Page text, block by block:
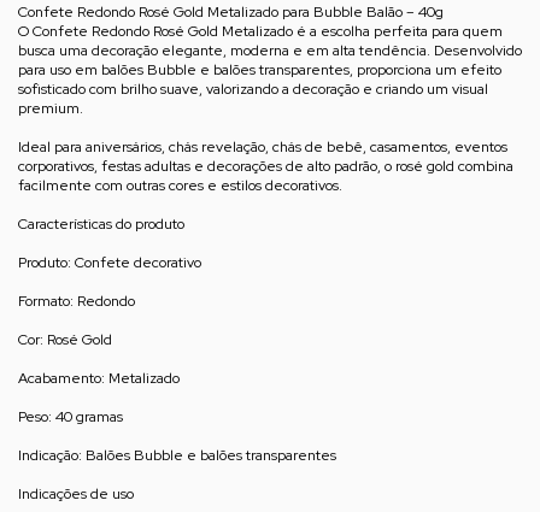
Confete Redondo Rosé Gold Metalizado para Bubble Balão – 40g
O Confete Redondo Rosé Gold Metalizado é a escolha perfeita para quem
busca uma decoração elegante, moderna e em alta tendência. Desenvolvido
para uso em balões Bubble e balões transparentes, proporciona um efeito
sofisticado com brilho suave, valorizando a decoração e criando um visual
premium.
Ideal para aniversários, chás revelação, chás de bebê, casamentos, eventos
corporativos, festas adultas e decorações de alto padrão, o rosé gold combina
facilmente com outras cores e estilos decorativos.
Características do produto
Produto: Confete decorativo
Formato: Redondo
Cor: Rosé Gold
Acabamento: Metalizado
Peso: 40 gramas
Indicação: Balões Bubble e balões transparentes
Indicações de uso